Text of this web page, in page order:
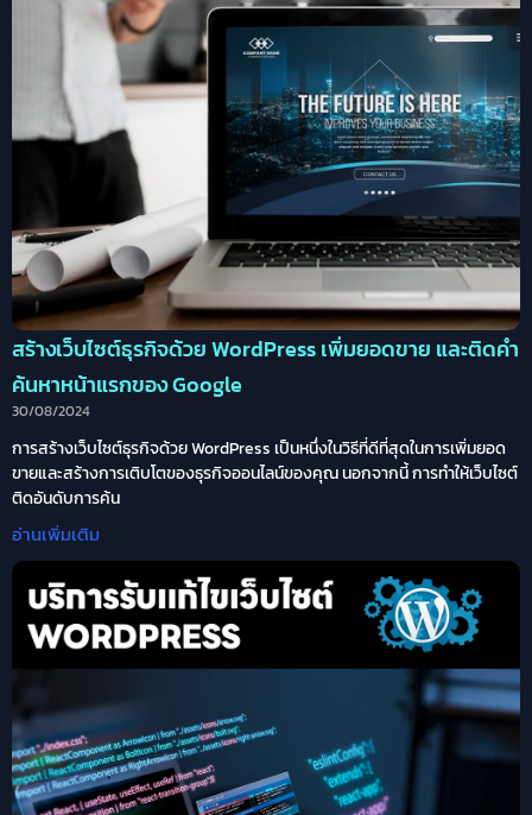
สร้างเว็บไซต์ธุรกิจด้วย WordPress เพิ่มยอดขาย และติดคำ
ค้นหาหน้าแรกของ Google
30/08/2024
การสร้างเว็บไซต์ธุรกิจด้วย WordPress เป็นหนึ่งในวิธีที่ดีที่สุดในการเพิ่มยอด
ขายและสร้างการเติบโตของธุรกิจออนไลน์ของคุณ นอกจากนี้ การทำให้เว็บไซต์
ติดอันดับการค้น
อ่านเพิ่มเติม